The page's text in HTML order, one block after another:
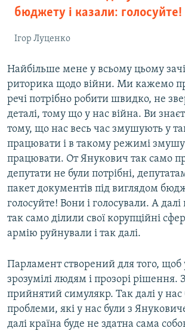
бюджету і казали: голосуйте!
Ігор Луценко
Найбільше мене у всьому цьому
риторика щодо війни. Ми кажемо
речі потрібно робити швидко, не
деталі, тому що у нас війна. Ви
тому, що нас весь час змушують у
працювати і в такому режимі
працювати. От Янукович так само
депутати не були потрібні,
пакет документів під виглядом
голосуйте! Вони і голосували. А
так само ділили свої корупційні
армію руйнували і так далі.
Парламент створений для того, щоб
зрозумілі людям і прозорі рішення.
прийнятий симулякр. Так далі у нас
проблеми, які у нас були з
далі країна буде не здатна сама